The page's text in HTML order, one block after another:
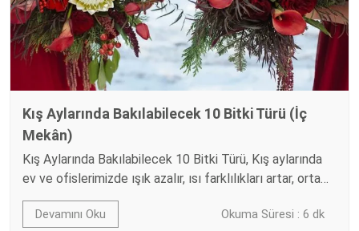
Kış Aylarında Bakılabilecek 10 Bitki Türü (İç
Mekân)
Kış Aylarında Bakılabilecek 10 Bitki Türü, Kış aylarında
ev ve ofislerimizde ışık azalır, ısı farklılıkları artar, ortam
nemi düşer. Bu koşullar, birçok iç mekân bitkisi için stres
demektir. Yine de doğru türleri seçerek ve küçük bakım
Devamını Oku Okuma Süresi : 6 dk